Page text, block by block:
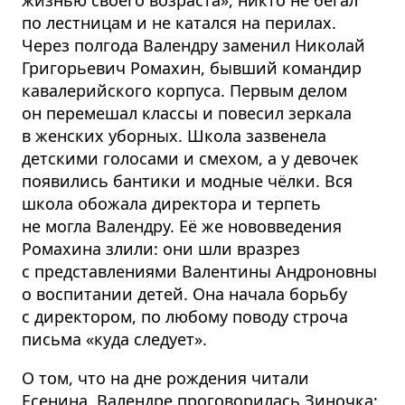
по лестницам и не катался на перилах.
Через полгода Валендру заменил Николай
Григорьевич Ромахин, бывший командир
кавалерийского корпуса. Первым делом
он перемешал классы и повесил зеркала
в женских уборных. Школа зазвенела
детскими голосами и смехом, а у девочек
появились бантики и модные чёлки. Вся
школа обожала директора и терпеть
не могла Валендру. Её же нововведения
Ромахина злили: они шли вразрез
с представ­лениями Валентины Андроновны
о воспитании детей. Она начала борьбу
с директором, по любому поводу строча
письма «куда следует».
О том, что на дне рождения читали
Есенина, Валендре проговорилась Зиночка: